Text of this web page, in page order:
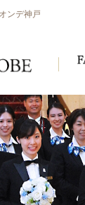
ンデ神戸